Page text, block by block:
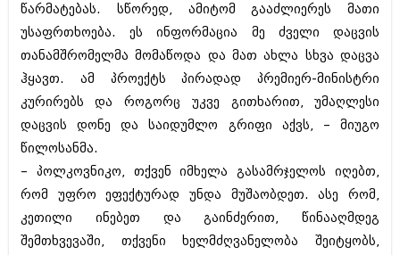
წარმატებას. სწორედ, ამიტომ გააძლიერეს მათი
უსაფრთხოება. ეს ინფორმაცია მე ძველი დაცვის
თანამშრომელმა მომაწოდა და მათ ახლა სხვა დაცვა
ჰყავთ. ამ პროექტს პირადად პრემიერ-მინისტრი
კურირებს და როგორც უკვე გითხარით, უმაღლესი
დაცვის დონე და საიდუმლო გრიფი აქვს, – მიუგო
წილოსანმა.
– პოლკოვნიკო, თქვენ იმხელა გასამრჯელოს იღებთ,
რომ უფრო ეფექტურად უნდა მუშაობდეთ. ასე რომ,
კეთილი ინებეთ და გაინძერით, წინააღმდეგ
შემთხვევაში, თქვენი ხელმძღვანელობა შეიტყობს,